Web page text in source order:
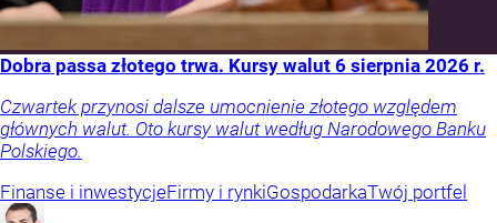
Dobra passa złotego trwa. Kursy walut 6 sierpnia 2026 r.
Czwartek przynosi dalsze umocnienie złotego względem
głównych walut. Oto kursy walut według Narodowego Banku
Polskiego.
Finanse i inwestycjeFirmy i rynkiGospodarkaTwój portfel